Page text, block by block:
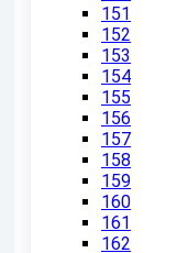
151
152
153
154
155
156
157
158
159
160
161
162